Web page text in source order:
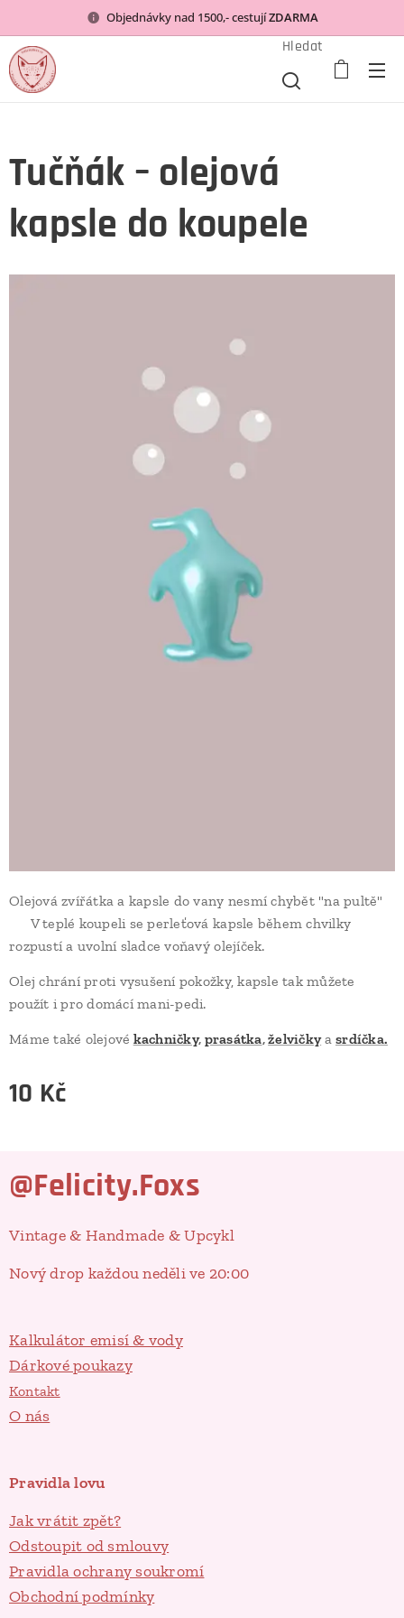
Objednávky nad 1500,- cestujíZDARMA
Hledat
Tučňák – olejová
kapsle do koupele
Olejová zvířátka a kapsle do vany nesmí chybět "na pultě"
♥ V teplé koupeli se perleťová kapsle během chvilky
rozpustí a uvolní sladce voňavý olejíček.
Olej chrání proti vysušení pokožky, kapsle tak můžete
použít i pro domácí mani-pedi.
Máme také olejové kachničky, prasátka,želvičkya srdíčka.
10 Kč
@Felicity.Foxs
Vintage & Handmade & Upcykl
Nový drop každou neděli ve 20:00
Kalkulátor emisí & vody
Dárkové poukazy
Kontakt
O nás
Pravidla lovu
Jak vrátit zpět?
Odstoupit od smlouvy
Pravidla ochrany soukromí
Obchodní podmínky